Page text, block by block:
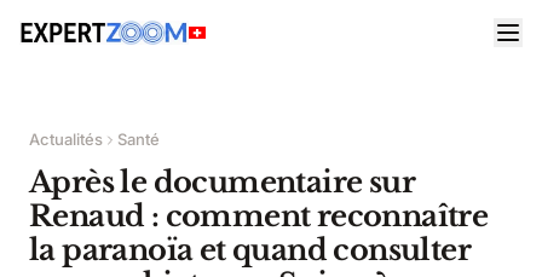
Actualités Santé
Après le documentaire sur
Renaud : comment reconnaître
la paranoïa et quand consulter